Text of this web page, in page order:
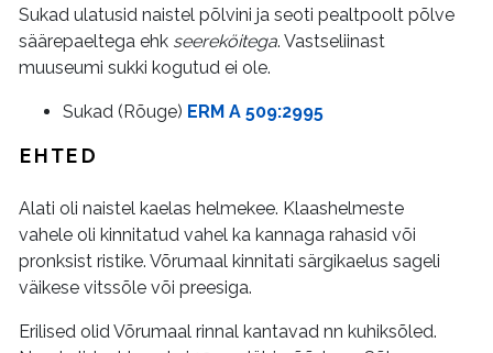
Sukad ulatusid naistel põlvini ja seoti pealtpoolt põlve
säärepaeltega ehk seereköitega. Vastseliinast
muuseumi sukki kogutud ei ole.
Sukad (Rõuge) ERM A 509:2995
EHTED
Alati oli naistel kaelas helmekee. Klaashelmeste
vahele oli kinnitatud vahel ka kannaga rahasid või
pronksist ristike. Võrumaal kinnitati särgikaelus sageli
väikese vitssõle või preesiga.
Erilised olid Võrumaal rinnal kantavad nn kuhiksõled.